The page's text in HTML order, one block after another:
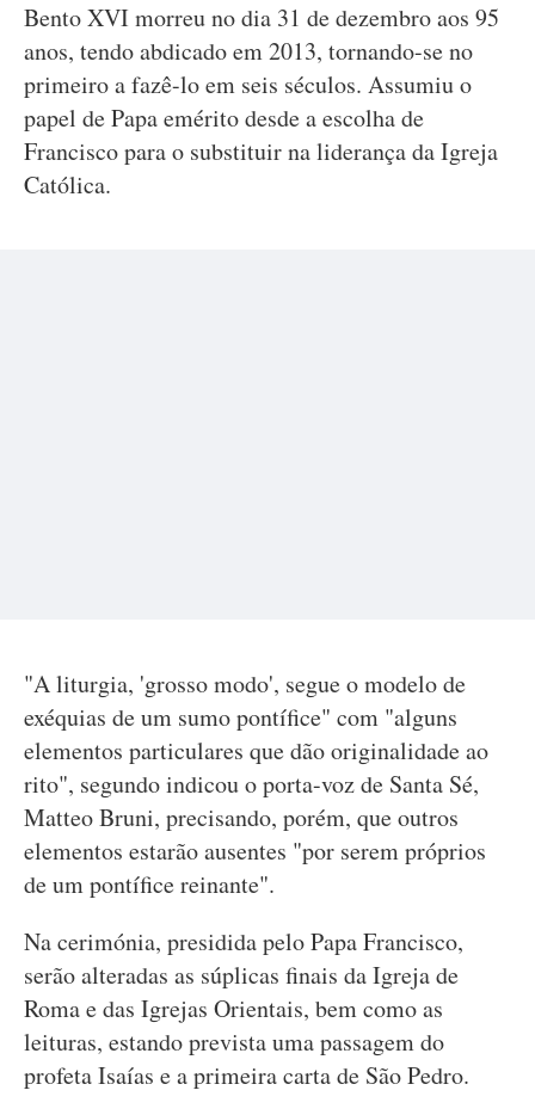
Bento XVI morreu no dia 31 de dezembro aos 95
anos, tendo abdicado em 2013, tornando-se no
primeiro a fazê-lo em seis séculos. Assumiu o
papel de Papa emérito desde a escolha de
Francisco para o substituir na liderança da Igreja
Católica.
"A liturgia, 'grosso modo', segue o modelo de
exéquias de um sumo pontífice" com "alguns
elementos particulares que dão originalidade ao
rito", segundo indicou o porta-voz de Santa Sé,
Matteo Bruni, precisando, porém, que outros
elementos estarão ausentes "por serem próprios
de um pontífice reinante".
Na cerimónia, presidida pelo Papa Francisco,
serão alteradas as súplicas finais da Igreja de
Roma e das Igrejas Orientais, bem como as
leituras, estando prevista uma passagem do
profeta Isaías e a primeira carta de São Pedro.